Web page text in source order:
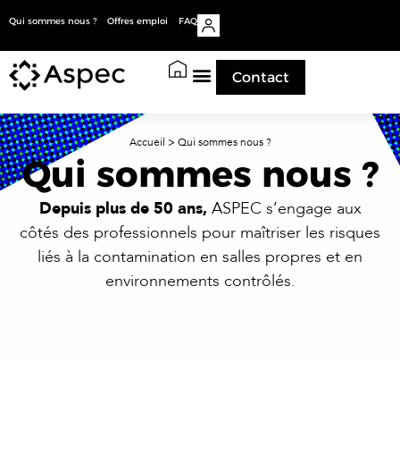
Qui sommes nous ? Offres emploi FAQ
Contact
Accueil > Qui sommes nous ?
Qui sommes nous ?
Depuis plus de 50 ans, ASPEC s’engage aux
côtés des professionnels pour maîtriser les risques
liés à la contamination en salles propres et en
environnements contrôlés.